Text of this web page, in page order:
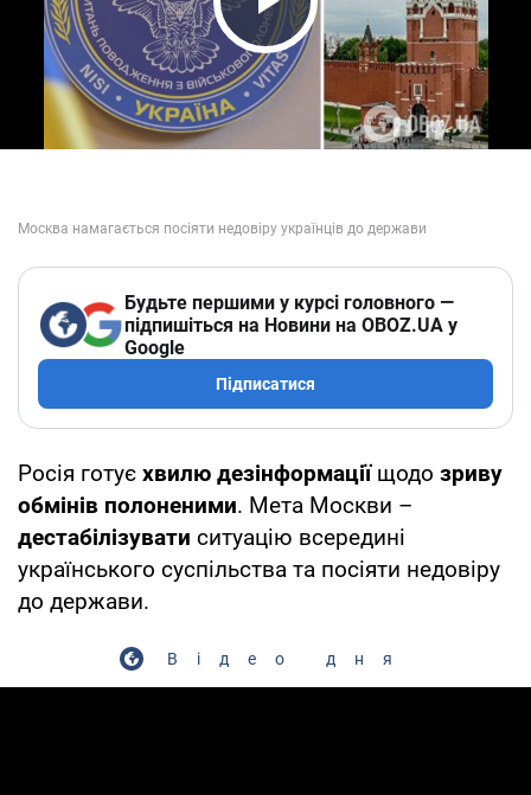
Play Video
Будьте першими у курсі головного —
підпишіться на Новини на OBOZ.UA у
Google
Підписатися
Росія готує хвилю дезінформаціїщодо зриву
обмінів полоненими. Мета Москви –
дестабілізувати ситуацію всередині
українського суспільства та посіяти недовіру
до держави.
Відео дня